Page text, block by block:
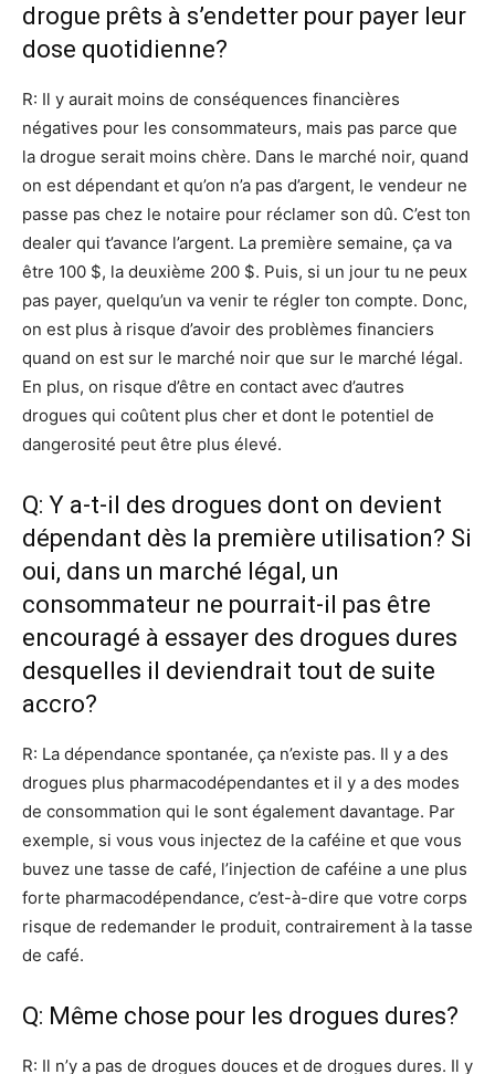
drogue prêts à s’endetter pour payer leur
dose quotidienne?
R: Il y aurait moins de conséquences financières
négatives pour les consommateurs, mais pas parce que
la drogue serait moins chère. Dans le marché noir, quand
on est dépendant et qu’on n’a pas d’argent, le vendeur ne
passe pas chez le notaire pour réclamer son dû. C’est ton
dealer qui t’avance l’argent. La première semaine, ça va
être 100 $, la deuxième 200 $. Puis, si un jour tu ne peux
pas payer, quelqu’un va venir te régler ton compte. Donc,
on est plus à risque d’avoir des problèmes financiers
quand on est sur le marché noir que sur le marché légal.
En plus, on risque d’être en contact avec d’autres
drogues qui coûtent plus cher et dont le potentiel de
dangerosité peut être plus élevé.
Q: Y a-t-il des drogues dont on devient
dépendant dès la première utilisation? Si
oui, dans un marché légal, un
consommateur ne pourrait-il pas être
encouragé à essayer des drogues dures
desquelles il deviendrait tout de suite
accro?
R: La dépendance spontanée, ça n’existe pas. Il y a des
drogues plus pharmacodépendantes et il y a des modes
de consommation qui le sont également davantage. Par
exemple, si vous vous injectez de la caféine et que vous
buvez une tasse de café, l’injection de caféine a une plus
forte pharmacodépendance, c’est-à-dire que votre corps
risque de redemander le produit, contrairement à la tasse
de café.
Q: Même chose pour les drogues dures?
R: Il n’y a pas de drogues douces et de drogues dures. Il y